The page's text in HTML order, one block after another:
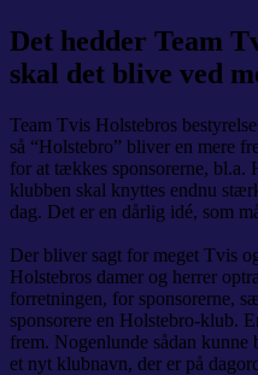
Det hedder Team
skal det blive ved
Team Tvis Holstebros
så “Holstebro” bliver en mere
for at tækkes sponsorerne, bl.a.
klubben skal knyttes endnu
dag. Det er en dårlig idé, som
Der bliver sagt for meget Tvis
Holstebros damer og herrer
forretningen, for sponsorerne,
sponsorere en Holstebro-klub.
frem. Nogenlunde sådan kunne
et nyt klubnavn, der er på